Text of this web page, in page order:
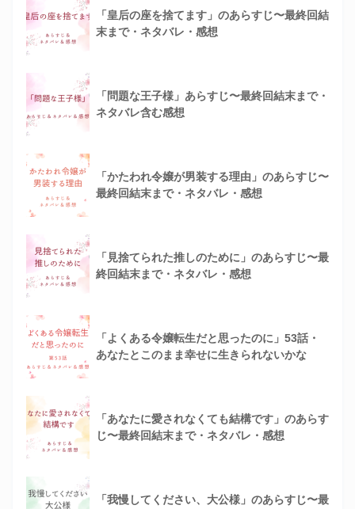
「皇后の座を捨てます」のあらすじ〜最終回結
末まで・ネタバレ・感想
「問題な王子様」あらすじ〜最終回結末まで・
ネタバレ含む感想
「かたわれ令嬢が男装する理由」のあらすじ〜
最終回結末まで・ネタバレ・感想
「見捨てられた推しのために」のあらすじ〜最
終回結末まで・ネタバレ・感想
「よくある令嬢転生だと思ったのに」53話・
あなたとこのまま幸せに生きられないかな
「あなたに愛されなくても結構です」のあらす
じ〜最終回結末まで・ネタバレ・感想
「我慢してください、大公様」のあらすじ〜最